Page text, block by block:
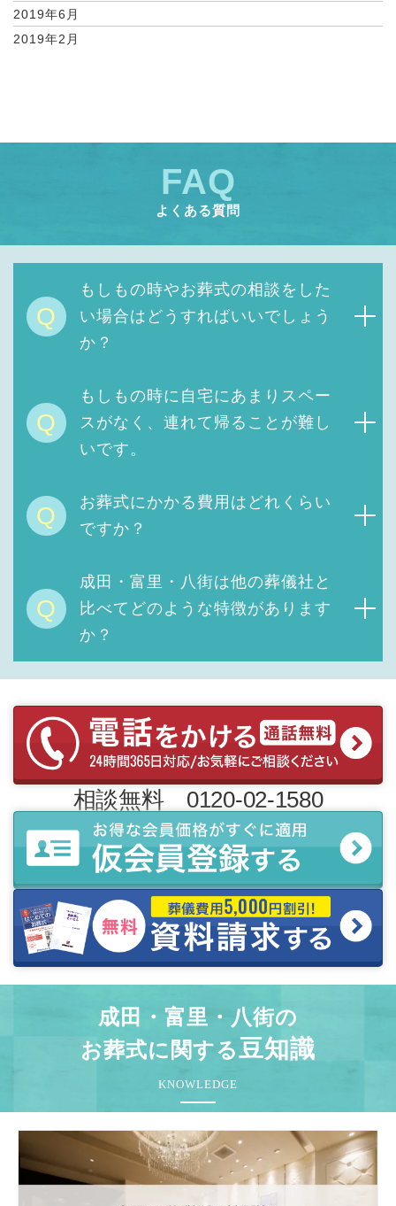
2019年6月
2019年2月
FAQ
よくある質問
Q
もしもの時やお葬式の相談をした
い場合はどうすればいいでしょう
か？
Q
もしもの時に自宅にあまりスペー
スがなく、連れて帰ることが難し
いです。
Q お葬式にかかる費用は どれくらい
ですか？
Q
成田・富里・八街は他の葬儀社と
比べてどのような特徴があります
か？
相談無料 0120-02-1580
成田・富里・八街の
お葬式に関する豆知識
KNOWLEDGE